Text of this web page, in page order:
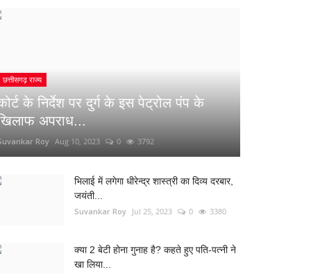
छत्तीसगढ़ राज्य
के निर्देश पर दुर्ग के इस पेट्रोल पंप के
अपराध...
Roy Aug 10, 2023 0 3792
भिलाई में लगेगा धीरेन्द्र शास्त्री का दिव्य दरबार,
जयंती...
Suvankar Roy Jul 25, 2023 0 3380
क्या 2 बेटी होना गुनाह है? कहते हुए पति-पत्नी ने
खा लिया...